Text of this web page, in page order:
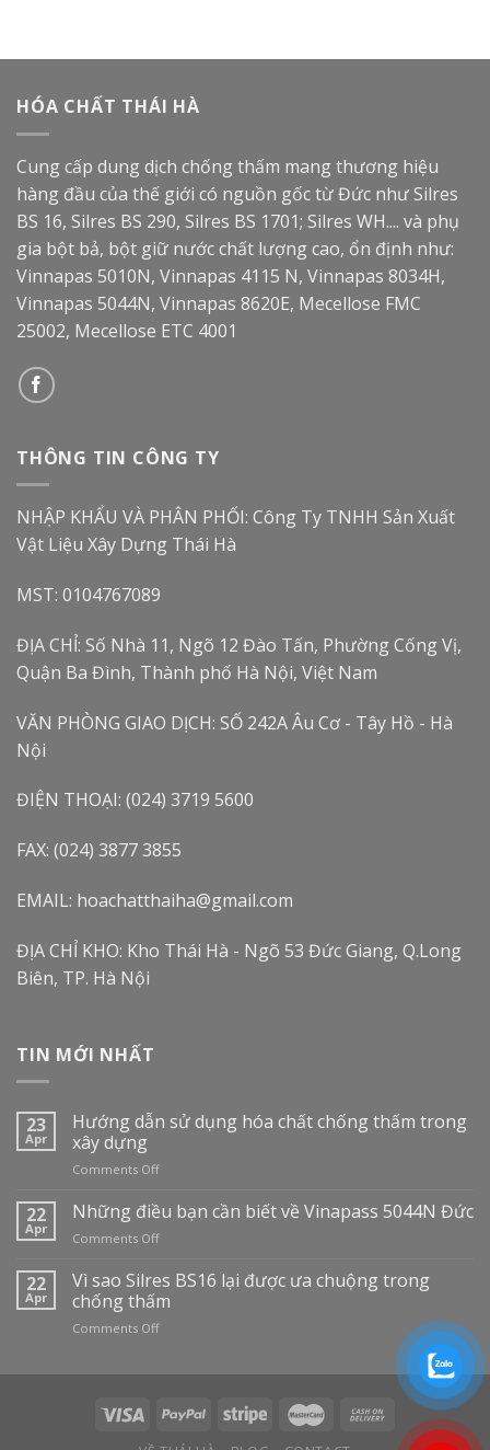
HÓA CHẤT THÁI HÀ
Cung cấp dung dịch chống thấm mang thương hiệu
hàng đầu của thế giới có nguồn gốc từ Đức như Silres
BS 16, Silres BS 290, Silres BS 1701; Silres WH.... và phụ
gia bột bả, bột giữ nước chất lượng cao, ổn định như:
Vinnapas 5010N, Vinnapas 4115 N, Vinnapas 8034H,
Vinnapas 5044N, Vinnapas 8620E, Mecellose FMC
25002, Mecellose ETC 4001
THÔNG TIN CÔNG TY
NHẬP KHẨU VÀ PHÂN PHỐI: Công Ty TNHH Sản Xuất
Vật Liệu Xây Dựng Thái Hà
MST: 0104767089
ĐỊA CHỈ: Số Nhà 11, Ngõ 12 Đào Tấn, Phường Cống Vị,
Quận Ba Đình, Thành phố Hà Nội, Việt Nam
VĂN PHÒNG GIAO DỊCH: SỐ 242A Âu Cơ - Tây Hồ - Hà
Nội
ĐIỆN THOẠI: (024) 3719 5600
FAX: (024) 3877 3855
EMAIL: hoachatthaiha@gmail.com
ĐỊA CHỈ KHO: Kho Thái Hà - Ngõ 53 Đức Giang, Q.Long
Biên, TP. Hà Nội
TIN MỚI NHẤT
23
Apr
Hướng dẫn sử dụng hóa chất chống thấm trong
xây dựng
Comments Offon
dẫn
chất
chống
dựng
22
Apr
Những điều bạn cần biết về Vinapass 5044N Đức
Comments Offon
điều
cần
22
Apr
Vì sao Silres BS16 lại được ưa chuộng trong
chống thấm
Comments Offon
lại